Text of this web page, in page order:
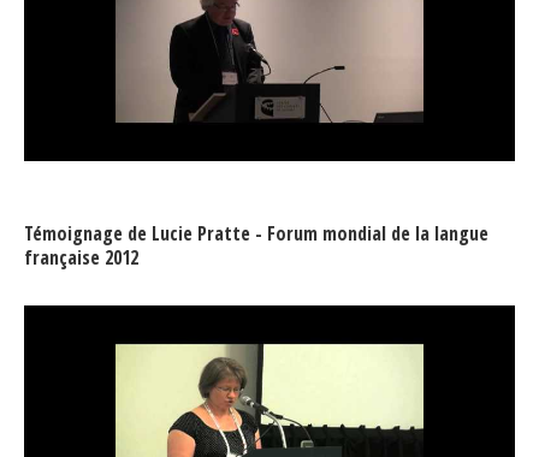
Témoignage de Lucie Pratte - Forum mondial de la langue
française 2012